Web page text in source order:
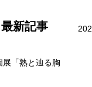
新記事
展「熟と辿る胸